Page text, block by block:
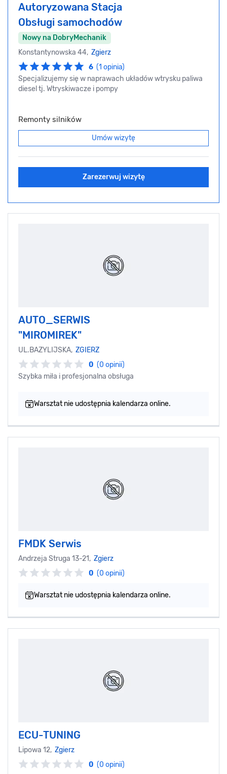
Autoryzowana Stacja
Obsługi samochodów
Nowy na DobryMechanik
Konstantynowska 44, Zgierz
6 (1 opinia)
Specjalizujemy się w naprawach układów wtrysku paliwa
diesel tj. Wtryskiwacze i pompy
Remonty silników
Umów wizytę
Zarezerwuj wizytę
AUTO_SERWIS
"MIROMIREK"
UL.BAZYLIJSKA, ZGIERZ
0 (0 opinii)
Szybka miła i profesjonalna obsługa
Warsztat nie udostępnia kalendarza online.
FMDK Serwis
Andrzeja Struga 13-21, Zgierz
0 (0 opinii)
Warsztat nie udostępnia kalendarza online.
ECU-TUNING
Lipowa 12, Zgierz
0 (0 opinii)